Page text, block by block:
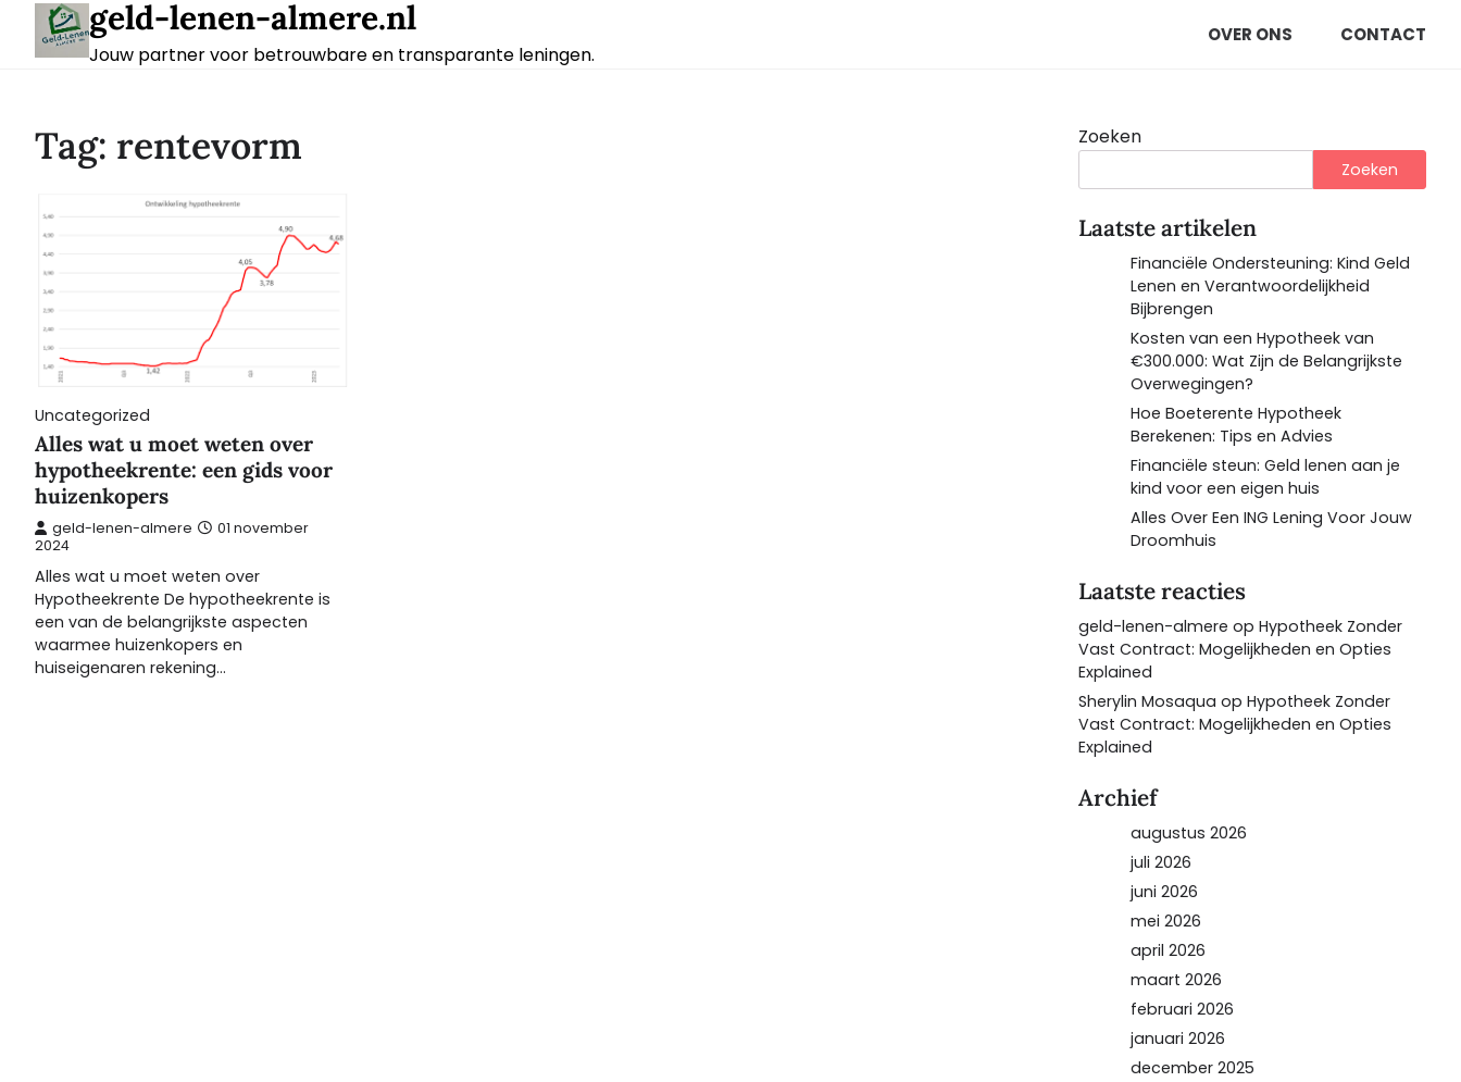
content
geld-lenen-almere.nl
Jouw partner voor betrouwbare en transparante leningen.
OVER ONS CONTACT
Tag: rentevorm
Uncategorized
Alles wat u moet weten over
hypotheekrente: een gids voor
huizenkopers
geld-lenen-almere
01 november
2024
Alles wat u moet weten over
Hypotheekrente De hypotheekrente is
een van de belangrijkste aspecten
waarmee huizenkopers en
huiseigenaren rekening…
Zoeken
Zoeken
Laatste artikelen
Financiële Ondersteuning: Kind Geld
Lenen en Verantwoordelijkheid
Bijbrengen
Kosten van een Hypotheek van
€300.000: Wat Zijn de Belangrijkste
Overwegingen?
Hoe Boeterente Hypotheek
Berekenen: Tips en Advies
Financiële steun: Geld lenen aan je
kind voor een eigen huis
Alles Over Een ING Lening Voor Jouw
Droomhuis
Laatste reacties
geld-lenen-almere op Hypotheek Zonder
Vast Contract: Mogelijkheden en Opties
Explained
Sherylin Mosaqua op Hypotheek Zonder
Vast Contract: Mogelijkheden en Opties
Explained
Archief
augustus 2026
juli 2026
juni 2026
mei 2026
april 2026
maart 2026
februari 2026
januari 2026
december 2025